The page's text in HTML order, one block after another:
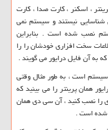
، اسکنر ، کارت صدا ، کارت
نیستند و سیستم نمی
نصب شده است . بنابراین
سخت افزاری خودشان را را
به آن فایل درایور می گویند .
است ، به طور مثال وقتی
همان پرینتر را می بینید که
را نصب کنید ، آن سی دی همان
شده است .